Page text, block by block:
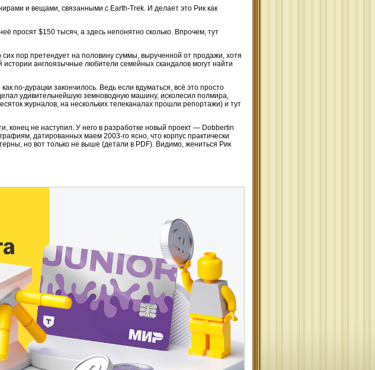
и вещами, связанными с Earth-Trek. И делает это Рик как
просят $150 тысяч, а здесь непонятно сколько. Впрочем, тут
пор претендует на половину суммы, вырученной от продажи, хотя
англоязычные любители семейных скандалов могут найти
по-дурацки закончилось. Ведь если вдуматься, всё это просто
удивительнейшую земноводную машину, исколесил полмира,
журналов, на нескольких телеканалах прошли репортажи) и тут
конец не наступил. У него в разработке новый проект — Dobbertin
датированных маем 2003-го ясно, что корпус практически
но вот только не выше (детали в PDF). Видимо, жениться Рик